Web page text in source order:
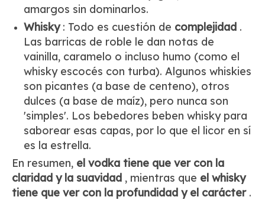
amargos sin dominarlos.
Whisky: Todo es cuestión de complejidad .
Las barricas de roble le dan notas de
vainilla, caramelo o incluso humo (como el
whisky escocés con turba). Algunos whiskies
son picantes (a base de centeno), otros
dulces (a base de maíz), pero nunca son
'simples'. Los bebedores beben whisky para
saborear esas capas, por lo que el licor en sí
es la estrella.
En resumen, el vodka tiene que ver con la
claridad y la suavidad , mientras que el whisky
tiene que ver con la profundidad y el carácter .